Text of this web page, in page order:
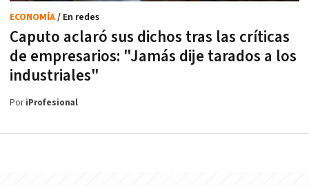
Caputo aclaró sus dichos tras las críticas
de empresarios: "Jamás dije tarados a los
industriales"
ECONOMÍA/ En redes
PoriProfesional